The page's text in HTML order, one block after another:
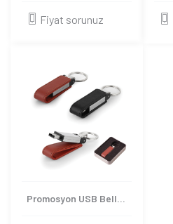
Fiyat sorunuz
Promosyon USB Bellek 1029